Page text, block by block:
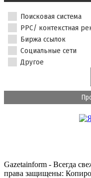
Поисковая система
PPC/ контекстная
Биржа ссылок
Социальные сети
Другое
Gazetainform - Всегда
права защищены: